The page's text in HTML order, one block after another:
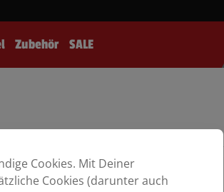
Zubehör SALE
Cookies. Mit Deiner
Cookies (darunter auch